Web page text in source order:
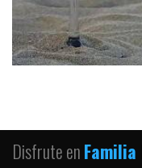
Disfrute enFamilia